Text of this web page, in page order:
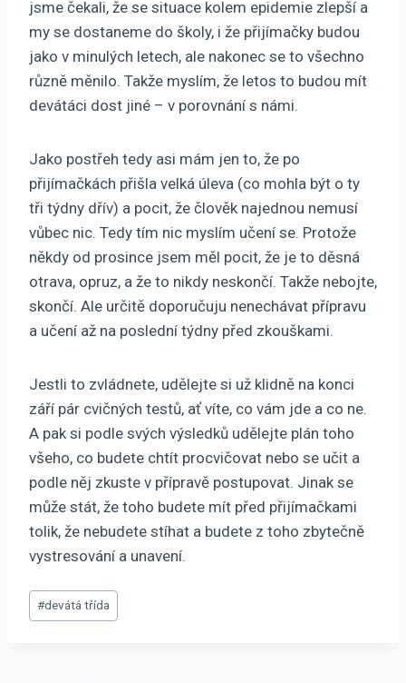
jsme čekali, že se situace kolem epidemie zlepší a
my se dostaneme do školy, i že přijímačky budou
jako v minulých letech, ale nakonec se to všechno
různě měnilo. Takže myslím, že letos to budou mít
devátáci dost jiné – v porovnání s námi.
Jako postřeh tedy asi mám jen to, že po
přijímačkách přišla velká úleva (co mohla být o ty
tři týdny dřív) a pocit, že člověk najednou nemusí
vůbec nic. Tedy tím nic myslím učení se. Protože
někdy od prosince jsem měl pocit, že je to děsná
otrava, opruz, a že to nikdy neskončí. Takže nebojte,
skončí. Ale určitě doporučuju nenechávat přípravu
a učení až na poslední týdny před zkouškami.
Jestli to zvládnete, udělejte si už klidně na konci
září pár cvičných testů, ať víte, co vám jde a co ne.
A pak si podle svých výsledků udělejte plán toho
všeho, co budete chtít procvičovat nebo se učit a
podle něj zkuste v přípravě postupovat. Jinak se
může stát, že toho budete mít před přijímačkami
tolik, že nebudete stíhat a budete z toho zbytečně
vystresování a unavení.
Štítky
příspěvků:
#devátá třída